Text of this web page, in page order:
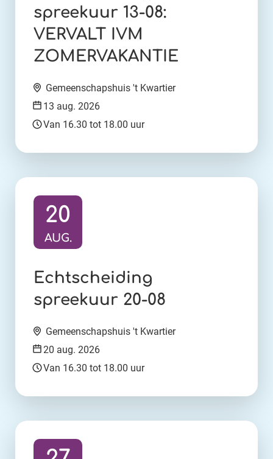
spreekuur 13-08:
VERVALT IVM
ZOMERVAKANTIE
Locatie:
Gemeenschapshuis 't Kwartier
Datum:
13 aug. 2026
Tijd:
Van 16.30 tot 18.00 uur
Ga naar activiteit:
Echtscheiding
spreekuur 20-08
20
AUG.
Locatie:
Gemeenschapshuis 't Kwartier
Datum:
20 aug. 2026
Tijd:
Van 16.30 tot 18.00 uur